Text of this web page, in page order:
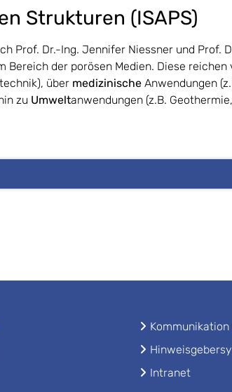
Strukturen (ISAPS)
Prof. Dr.-Ing. Jennifer Niessner und Prof.
der porösen Medien. Diese reichen
über medizinische Anwendungen
zu Umweltanwendungen (z.B.
Intranet